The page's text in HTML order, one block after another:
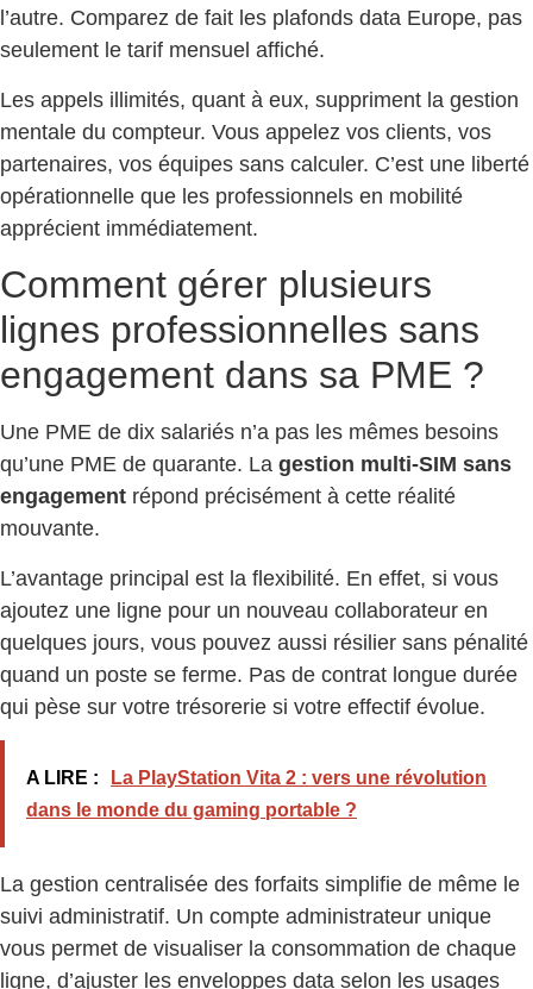
l’autre. Comparez de fait les plafonds data Europe, pas
seulement le tarif mensuel affiché.
Les appels illimités, quant à eux, suppriment la gestion
mentale du compteur. Vous appelez vos clients, vos
partenaires, vos équipes sans calculer. C’est une liberté
opérationnelle que les professionnels en mobilité
apprécient immédiatement.
Comment gérer plusieurs
lignes professionnelles sans
engagement dans sa PME ?
Une PME de dix salariés n’a pas les mêmes besoins
qu’une PME de quarante. La gestion multi-SIM sans
engagement répond précisément à cette réalité
mouvante.
L’avantage principal est la flexibilité. En effet, si vous
ajoutez une ligne pour un nouveau collaborateur en
quelques jours, vous pouvez aussi résilier sans pénalité
quand un poste se ferme. Pas de contrat longue durée
qui pèse sur votre trésorerie si votre effectif évolue.
A LIRE :
La PlayStation Vita 2 : vers une révolution
dans le monde du gaming portable ?
La gestion centralisée des forfaits simplifie de même le
suivi administratif. Un compte administrateur unique
vous permet de visualiser la consommation de chaque
ligne, d’ajuster les enveloppes data selon les usages